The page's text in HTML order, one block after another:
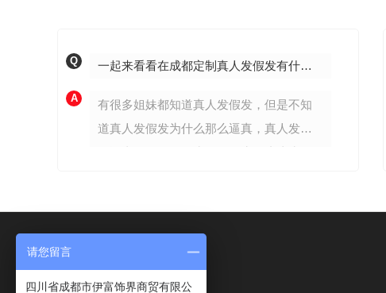
Q 一起来看看在成都定制真人发假发有什么优点？一般需要多少钱？
A
有很多姐妹都知道真人发假发，但是不知
道真人发假发为什么那么逼真，真人发假
艺，一根根纯手工钩织真人头发，使用起
EF时尚假发
请您留言
四川省成都市伊富饰界商贸有限公